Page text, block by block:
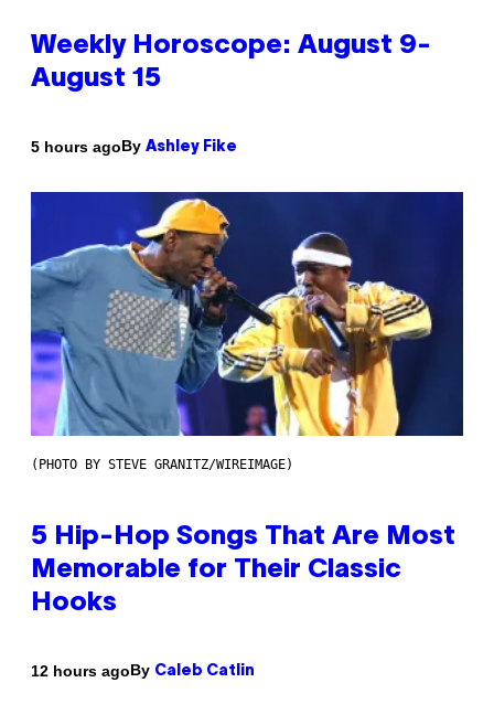
Weekly Horoscope: August 9-
August 15
5 hours agoBy Ashley Fike
(PHOTO BY STEVE GRANITZ/WIREIMAGE)
5 Hip-Hop Songs That Are Most
Memorable for Their Classic
Hooks
12 hours agoBy Caleb Catlin